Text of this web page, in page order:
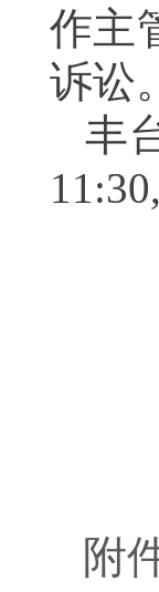
作主
诉讼。
丰
附